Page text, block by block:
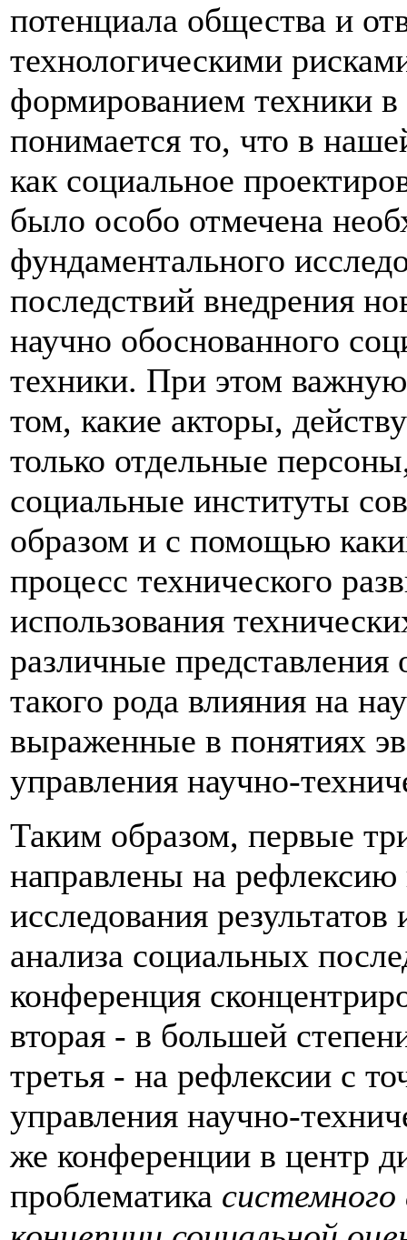
потенциала общества и
технологическими
формированием техники
понимается то, что в
как социальное
было особо отмечена
фундаментального
последствий внедрения
научно обоснованного
техники. При этом
том, какие акторы,
только отдельные
социальные институты
образом и с помощью
процесс технического
использования
различные
такого рода влияния на
выраженные в понятиях
управления научно-
Таким образом, первые
направлены на
исследования
анализа социальных
конференция
вторая - в большей
третья - на рефлексии с
управления научно-
же конференции в центр
проблематика системного